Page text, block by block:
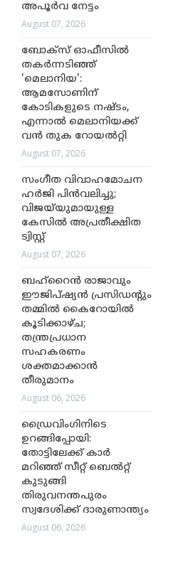
അപൂർവ നേട്ടം
August 07, 2026
ബോക്സ് ഓഫീസിൽ
തകർന്നടിഞ്ഞ്
'മെലാനിയ':
ആമസോണിന്
കോടികളുടെ നഷ്ടം,
എന്നാൽ മെലാനിയക്ക്
വൻ തുക റോയൽറ്റി
August 07, 2026
സംഗീത വിവാഹമോചന
ഹർജി പിൻവലിച്ചു;
വിജയ്‌യുമായുള്ള
കേസിൽ അപ്രതീക്ഷിത
ട്വിസ്റ്റ്
August 07, 2026
ബഹ്‌റൈൻ രാജാവും
ഈജിപ്ഷ്യൻ പ്രസിഡന്റും
തമ്മിൽ കൈറോയിൽ
കൂടിക്കാഴ്ച;
തന്ത്രപ്രധാന
സഹകരണം
ശക്തമാക്കാൻ
തീരുമാനം
August 06, 2026
ഡ്രൈവിംഗിനിടെ
ഉറങ്ങിപ്പോയി:
തോട്ടിലേക്ക് കാർ
മറിഞ്ഞ് സീറ്റ് ബെൽറ്റ്
കുടുങ്ങി
തിരുവനന്തപുരം
സ്വദേശിക്ക് ദാരുണാന്ത്യം
August 06, 2026